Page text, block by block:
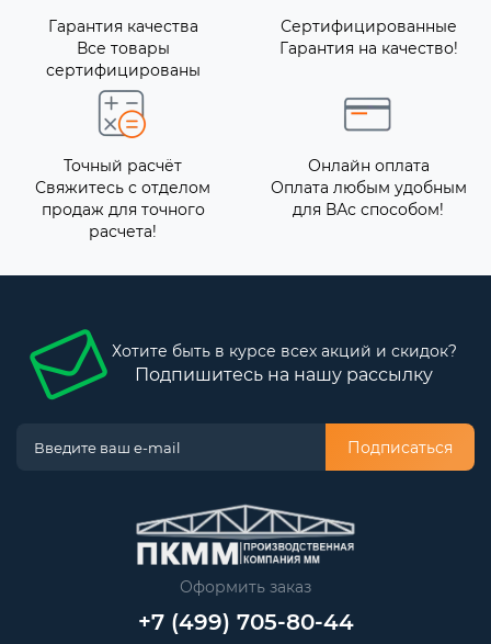
Гарантия качества
Все товары
сертифицированы
Сертифицированные
Гарантия на качество!
Точный расчёт
Свяжитесь с отделом
продаж для точного
расчета!
Онлайн оплата
Оплата любым удобным
для ВАс способом!
Хотите быть в курсе всех акций и скидок?
Подпишитесь на нашу рассылку
Подписаться
Оформить заказ
+7 (499) 705-80-44